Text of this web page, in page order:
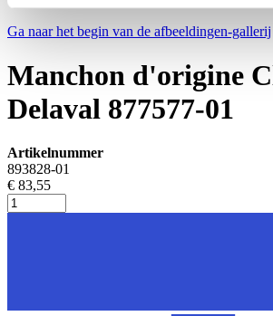
Ga naar het begin van de afbeeldingen-gallerij
Manchon d'origine
Delaval 877577-01
Artikelnummer
893828-01
€ 83,55